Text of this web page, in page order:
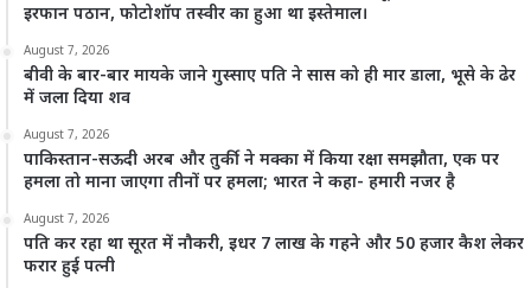
इरफान पठान, फोटोशॉप तस्वीर का हुआ था इस्तेमाल।
August 7, 2026
बीवी के बार-बार मायके जाने गुस्साए पति ने सास को ही मार डाला, भूसे के ढेर
में जला दिया शव
August 7, 2026
पाकिस्तान-सऊदी अरब और तुर्की ने मक्का में किया रक्षा समझौता, एक पर
हमला तो माना जाएगा तीनों पर हमला; भारत ने कहा- हमारी नजर है
August 7, 2026
पति कर रहा था सूरत में नौकरी, इधर 7 लाख के गहने और 50 हजार कैश लेकर
फरार हुई पत्नी